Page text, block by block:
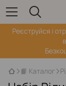
Реєструйся і
📙 Каталог